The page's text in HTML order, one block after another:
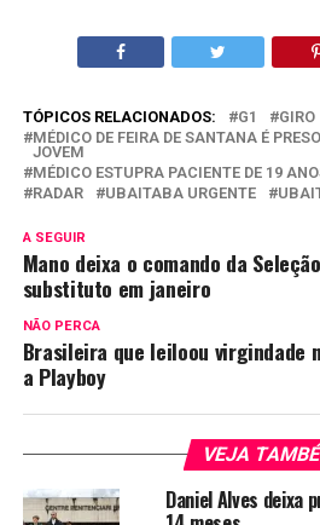
TÓPICOS RELACIONADOS: G1 GIRO
MÉDICO DE FEIRA DE SANTANA É
JOVEM
MÉDICO ESTUPRA PACIENTE DE 19
RADAR
UBAITABA URGENTE
A SEGUIR
Mano deixa o comando da
substituto em janeiro
NÃO PERCA
Brasileira que leiloou virgindade
a Playboy
VEJA
Daniel Alves deixa